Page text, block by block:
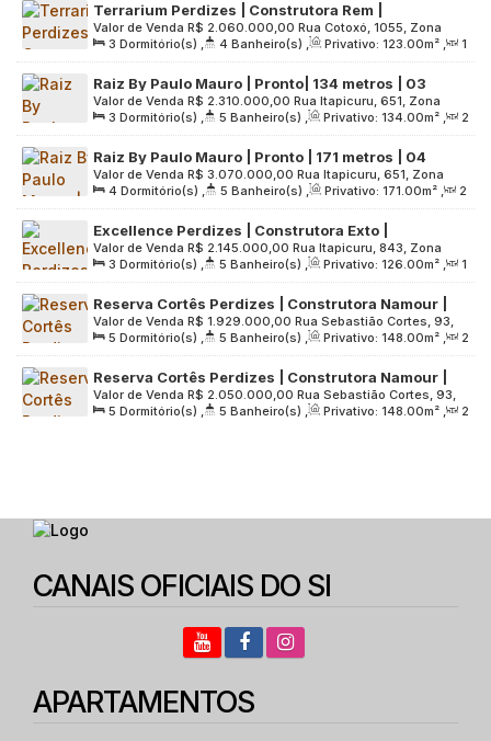
1327.00m²
Terrarium Perdizes | Construtora Rem |
Construção | 123 metros | 03 suítes | 03 vagas
R$ 2.060.000,00
Valor de Venda
Rua Cotoxó, 1055, Zona
Oeste, 05021-001, Perdizes, São Paulo, São Paulo, Brasil
3 Dormitório(s) , 4 Banheiro(s) , Privativo: 123.00m² ,
1
Sala(s) , 3 Suíte(s) , 3 Vaga(s) , Útil: 123.00m² ,
Terreno: 5378.00m²
Raiz By Paulo Mauro | Pronto| 134 metros | 03
suítes | varanda gourmet | 02 vagas
R$ 2.310.000,00
Valor de Venda
Rua Itapicuru, 651, Zona
Oeste, 05006-000, Perdizes, São Paulo, São Paulo, Brasil
3 Dormitório(s) , 5 Banheiro(s) , Privativo: 134.00m² ,
2
Sala(s) , 3 Suíte(s) , 2 Vaga(s) , Útil: 134.00m² ,
Terreno: 1474.00m²
Raiz By Paulo Mauro | Pronto | 171 metros | 04
dormitórios | 02 suítes | varanda gourmet | 03
vagas
R$ 3.070.000,00
Valor de Venda
Rua Itapicuru, 651, Zona
Oeste, 05006-000, Perdizes, São Paulo, São Paulo, Brasil
4 Dormitório(s) , 5 Banheiro(s) , Privativo: 171.00m² ,
2
Sala(s) , 2 Suíte(s) , 3 Vaga(s) , Útil: 171.00m² ,
Terreno: 1474 .00m²
Excellence Perdizes | Construtora Exto |
Construção | 126 metros | 03 suítes | varanda
gourmet | 02 vagas
R$ 2.145.000,00
Valor de Venda
Rua Itapicuru, 843, Zona
Oeste, 05006-000, Perdizes, São Paulo, São Paulo, Brasil
3 Dormitório(s) , 5 Banheiro(s) , Privativo: 126.00m² ,
1
Sala(s) , 3 Suíte(s) , 2 Vaga(s) , Útil: 126.00m² ,
Terreno: 1520.00m²
Reserva Cortês Perdizes | Construtora Namour |
Construção | 148 metros | 04 dormitórios | 02
suítes | varanda gourmet | 02 vagas
R$ 1.929.000,00
Valor de Venda
Rua Sebastião Cortes, 93,
Zona Oeste, 05016-060, Perdizes, São Paulo, São Paulo,
Brasil
5 Dormitório(s) , 5 Banheiro(s) , Privativo: 148.00m² ,
2
Sala(s) , 2 Suíte(s) , 2 Vaga(s) , Útil: 148.00m² ,
Terreno: 2280.00m²
Reserva Cortês Perdizes | Construtora Namour |
Construção | 148 metros | 04 dormitórios | 02
suítes | varanda gourmet | 03 vagas
R$ 2.050.000,00
Valor de Venda
Rua Sebastião Cortes, 93,
Zona Oeste, 05016-060, Perdizes, São Paulo, São Paulo,
5 Dormitório(s) , 5 Banheiro(s) , Privativo: 148.00m² ,
2
CANAIS OFICIAIS DO SI
APARTAMENTOS